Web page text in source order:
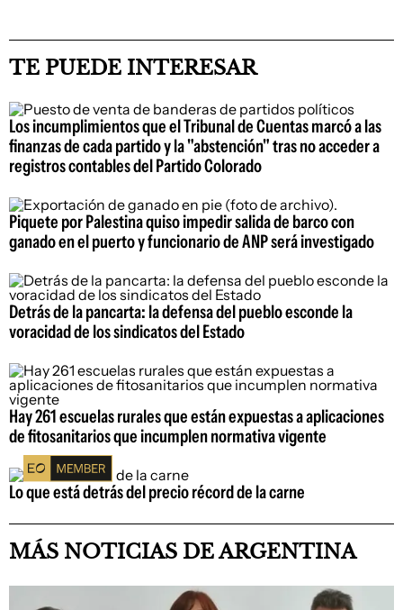
TE PUEDE INTERESAR
Los incumplimientos que el Tribunal de Cuentas marcó a las
finanzas de cada partido y la "abstención" tras no acceder a
registros contables del Partido Colorado
Piquete por Palestina quiso impedir salida de barco con
ganado en el puerto y funcionario de ANP será investigado
Detrás de la pancarta: la defensa del pueblo esconde la
voracidad de los sindicatos del Estado
Hay 261 escuelas rurales que están expuestas a aplicaciones
de fitosanitarios que incumplen normativa vigente
Lo que está detrás del precio récord de la carne
MÁS NOTICIAS DE ARGENTINA